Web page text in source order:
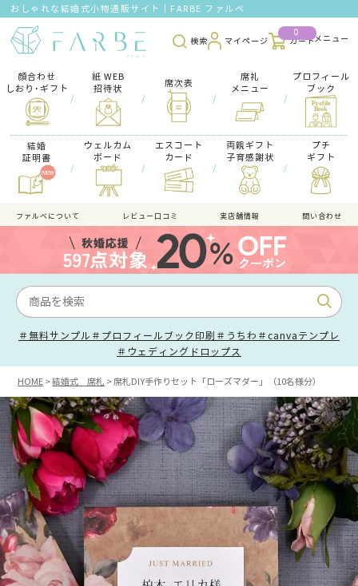
おしゃれな結婚式小物通販サイト｜FARBE ファルベ
検索 マイページ
0
カート
顔合わせ
しおり･ギフト
/
紙 WEB
招待状
/
席次表
/
席礼
メニュー
/
プロフィール
ブック
結婚
証明書
/
ウェルカム
ボード
/
エスコート
カード
/
両親ギフト
子育感謝状
/
プチ
ギフト
ファルべについて レビュー口コミ 実店舗情報 問い合わせ
＃無料サンプル ＃プロフィールブック印刷 ＃うちわ ＃canvaテンプレ
＃ウェディングドロップス
HOME 結婚式 席札 席札DIY手作りセット「ローズマダー」（10名様分）